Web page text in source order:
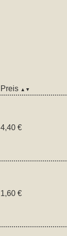
Preis ▲▼
4,40 €
1,60 €